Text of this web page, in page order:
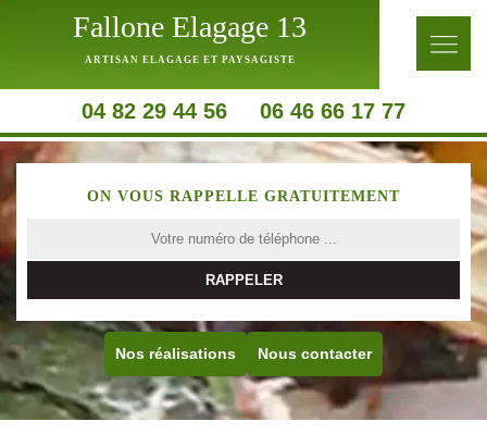
Fallone Elagage 13
ARTISAN ELAGAGE ET PAYSAGISTE
04 82 29 44 56 06 46 66 17 77
ON VOUS RAPPELLE GRATUITEMENT
Nos réalisations Nous contacter